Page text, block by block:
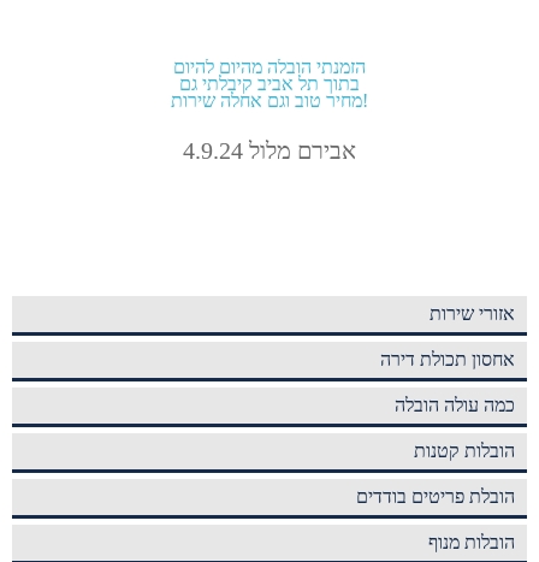
הזמנתי הובלה מהיום להיום
בתוך תל אביב קיבלתי גם
מחיר טוב וגם אחלה שירות!
אבירם מלול 4.9.24
אזורי שירות
אחסון תכולת דירה
כמה עולה הובלה
הובלות קטנות
הובלת פריטים בודדים
הובלות מנוף